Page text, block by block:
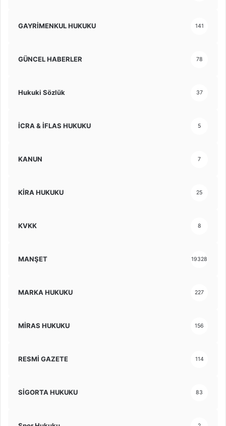
GAYRİMENKUL HUKUKU 141
GÜNCEL HABERLER 78
Hukuki Sözlük 37
İCRA & İFLAS HUKUKU 5
KANUN 7
KİRA HUKUKU 25
KVKK 8
MANŞET 19328
MARKA HUKUKU 227
MİRAS HUKUKU 156
RESMİ GAZETE 114
SİGORTA HUKUKU 83